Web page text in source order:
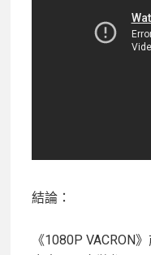
結論：
《1080P VACRON